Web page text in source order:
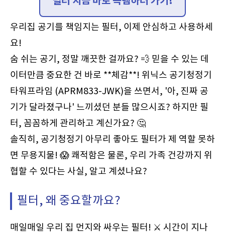
우리집 공기를 책임지는 필터, 이제 안심하고 사용하세
요!
숨 쉬는 공기, 정말 깨끗한 걸까요? 💨 믿을 수 있는 데
이터만큼 중요한 건 바로 **체감**! 위닉스 공기청정기
타워프라임 (APRM833-JWK)을 쓰면서, '아, 진짜 공
기가 달라졌구나' 느끼셨던 분들 많으시죠? 하지만 필
터, 꼼꼼하게 관리하고 계신가요? 🤔
솔직히, 공기청정기 아무리 좋아도 필터가 제 역할 못하
면 무용지물! 😱 쾌적함은 물론, 우리 가족 건강까지 위
협할 수 있다는 사실, 알고 계셨나요?
필터, 왜 중요할까요?
매일매일 우리 집 먼지와 싸우는 필터! ⚔️ 시간이 지나